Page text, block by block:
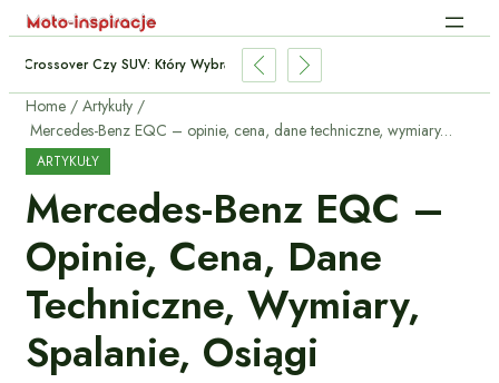
Crossover Czy SUV: Który Wybrać Do Miasta I Trasy?
Home
Artykuły
Mercedes-Benz EQC – opinie, cena, dane techniczne, wymiary, spalanie, osiągi
ARTYKUŁY
Mercedes-Benz EQC –
Opinie, Cena, Dane
Techniczne, Wymiary,
Spalanie, Osiągi